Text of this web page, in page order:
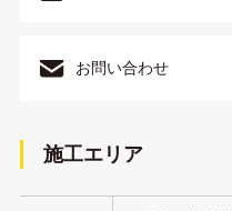
お問い合わせ
施工エリア